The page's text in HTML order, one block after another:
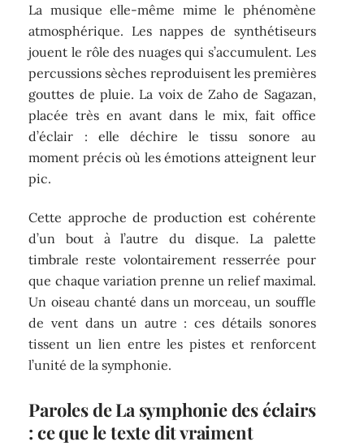
La musique elle-même mime le phénomène
atmosphérique. Les nappes de synthétiseurs
jouent le rôle des nuages qui s’accumulent. Les
percussions sèches reproduisent les premières
gouttes de pluie. La voix de Zaho de Sagazan,
placée très en avant dans le mix, fait office
d’éclair : elle déchire le tissu sonore au
moment précis où les émotions atteignent leur
pic.
Cette approche de production est cohérente
d’un bout à l’autre du disque. La palette
timbrale reste volontairement resserrée pour
que chaque variation prenne un relief maximal.
Un oiseau chanté dans un morceau, un souffle
de vent dans un autre : ces détails sonores
tissent un lien entre les pistes et renforcent
l’unité de la symphonie.
Paroles de La symphonie des éclairs
: ce que le texte dit vraiment